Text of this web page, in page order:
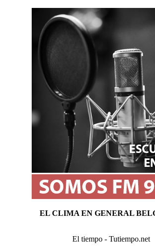
EL CLIMA EN GENERAL
El tiempo - Tutiempo.net